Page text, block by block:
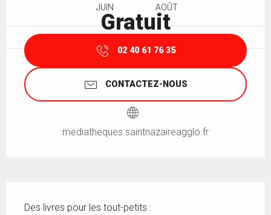
JUIN AOÛT
Gratuit
02 40 61 76 35
CONTACTEZ-NOUS
mediatheques.saintnazaireagglo.fr
Des livres pour les tout-petits :